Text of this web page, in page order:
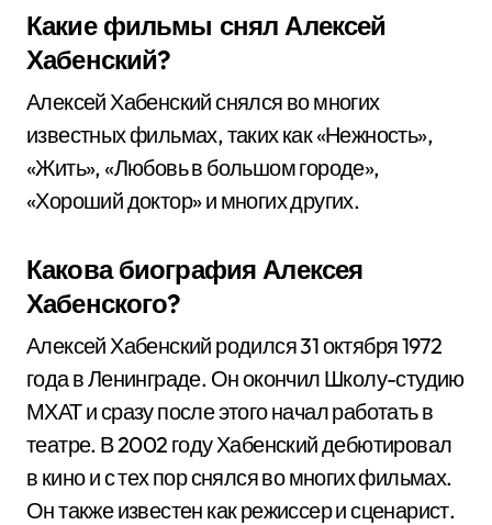
Какие фильмы снял Алексей
Хабенский?
Алексей Хабенский снялся во многих
известных фильмах, таких как «Нежность»,
«Жить», «Любовь в большом городе»,
«Хороший доктор» и многих других.
Какова биография Алексея
Хабенского?
Алексей Хабенский родился 31 октября 1972
года в Ленинграде. Он окончил Школу-студию
МХАТ и сразу после этого начал работать в
театре. В 2002 году Хабенский дебютировал
в кино и с тех пор снялся во многих фильмах.
Он также известен как режиссер и сценарист.